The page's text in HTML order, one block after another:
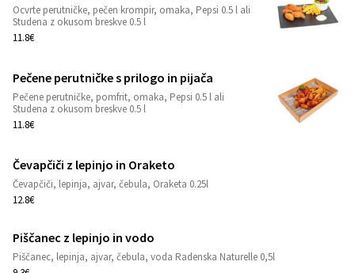
Ocvrte perutničke, pečen krompir, omaka, Pepsi 0.5 l ali
Studena z okusom breskve 0.5 l
11.8€
Pečene perutničke s prilogo in pijača
Pečene perutničke, pomfrit, omaka, Pepsi 0.5 l ali
Studena z okusom breskve 0.5 l
11.8€
Čevapčiči z lepinjo in Oraketo
Čevapčiči, lepinja, ajvar, čebula, Oraketa 0.25l
12.8€
Piščanec z lepinjo in vodo
Piščanec, lepinja, ajvar, čebula, voda Radenska Naturelle 0,5l